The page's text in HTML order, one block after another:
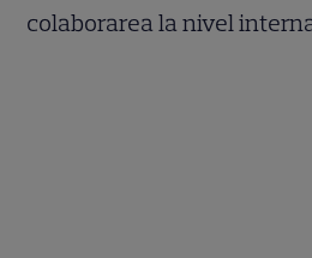
colaborarea la nivel